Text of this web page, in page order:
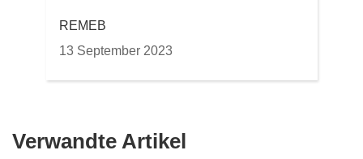
REMEB
13 September 2023
Verwandte Artikel